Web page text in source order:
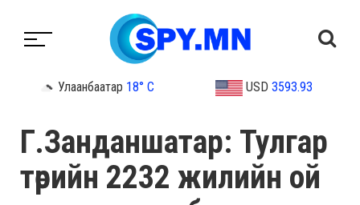
Улаанбаатар 18° C USD 3593.93
Г.Занданшатар: Тулгар
төрийн 2232 жилийн ой